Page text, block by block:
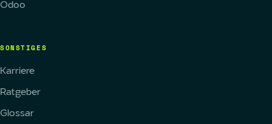
Odoo
SONSTIGES
Karriere
Ratgeber
Glossar